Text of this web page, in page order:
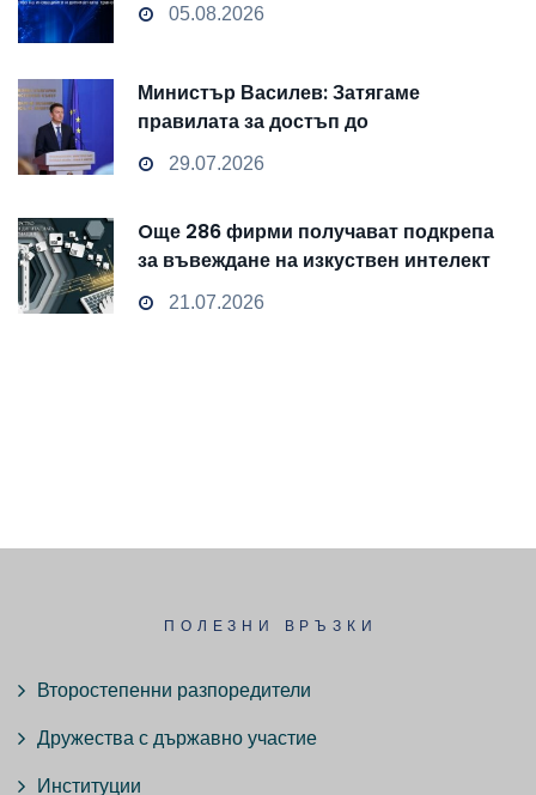
05.08.2026
Министър Василев: Затягаме
правилата за достъп до
чувствителни данни
29.07.2026
Oще 286 фирми получават подкрепа
за въвеждане на изкуствен интелект
и облачни технологии
21.07.2026
ПОЛЕЗНИ ВРЪЗКИ
Второстепенни разпоредители
Дружества с държавно участие
Институции